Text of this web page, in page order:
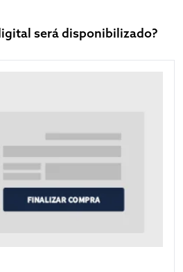
será disponibilizado?